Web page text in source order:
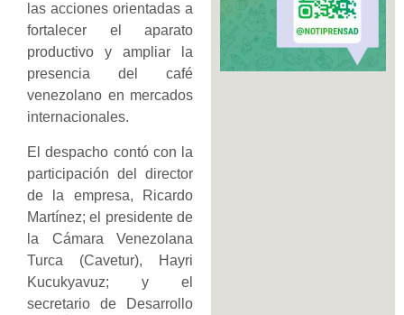
las acciones orientadas a
fortalecer el aparato
productivo y ampliar la
presencia del café
venezolano en mercados
internacionales.
El despacho contó con la
participación del director
de la empresa, Ricardo
Martínez; el presidente de
la Cámara Venezolana
Turca (Cavetur), Hayri
Kucukyavuz; y el
secretario de Desarrollo